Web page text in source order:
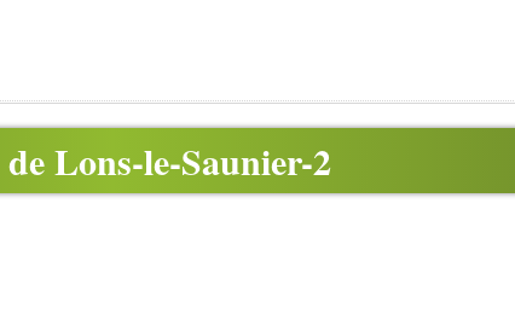
de Lons-le-Saunier-2